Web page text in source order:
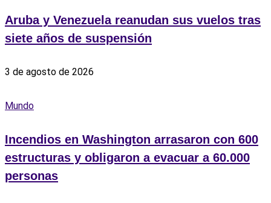
Aruba y Venezuela reanudan sus vuelos tras
siete años de suspensión
3 de agosto de 2026
Mundo
Incendios en Washington arrasaron con 600
estructuras y obligaron a evacuar a 60.000
personas